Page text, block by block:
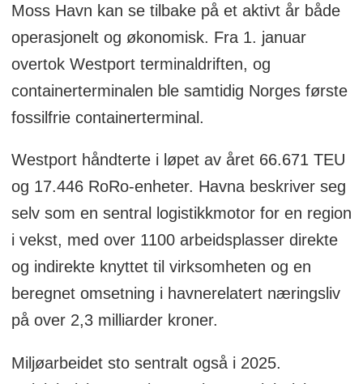
Moss Havn kan se tilbake på et aktivt år både
operasjonelt og økonomisk. Fra 1. januar
overtok Westport terminaldriften, og
containerterminalen ble samtidig Norges første
fossilfrie containerterminal.
Westport håndterte i løpet av året 66.671 TEU
og 17.446 RoRo-enheter. Havna beskriver seg
selv som en sentral logistikkmotor for en region
i vekst, med over 1100 arbeidsplasser direkte
og indirekte knyttet til virksomheten og en
beregnet omsetning i havnerelatert næringsliv
på over 2,3 milliarder kroner.
Miljøarbeidet sto sentralt også i 2025.